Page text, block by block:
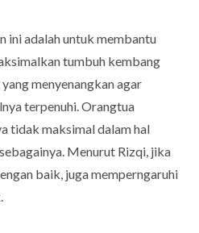
ini adalah untuk membantu
tumbuh kembang
menyenangkan agar
terpenuhi. Orangtua
tidak maksimal dalam hal
Menurut Rizqi, jika
baik, juga memperngaruhi